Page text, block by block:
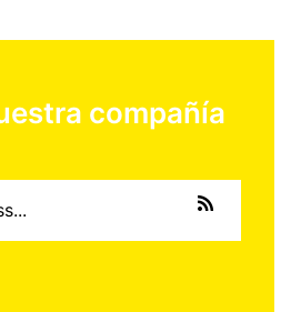
compañía